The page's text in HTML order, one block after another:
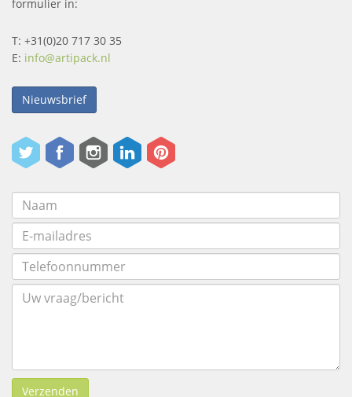
formulier in:
T: +31(0)20 717 30 35
E: info@artipack.nl
Nieuwsbrief
Verzenden